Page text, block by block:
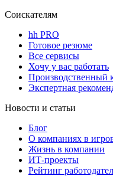
Соискателям
hh PRO
Готовое резюме
Все сервисы
Хочу у вас работать
Производственный
Экспертная
Новости и статьи
Блог
О компаниях в
Жизнь в компании
ИТ-проекты
Рейтинг